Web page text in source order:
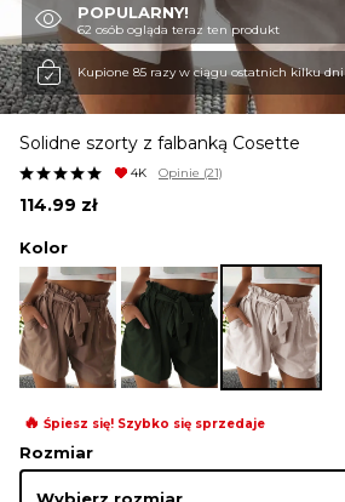
KURTKI I PŁASZCZE
SPODNIE
KOMBINEZONY
MARYNARKI
POPULARNY!
62 osób ogląda teraz ten produkt
Kupione 85 razy w ciągu ostatnich kilku dni
Solidne szorty z falbanką Cosette
4K Opinie (21)
114.99 zł
Kolor
🔥 Śpiesz się! Szybko się sprzedaje
Rozmiar